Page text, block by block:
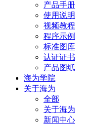
产品手册
使用说明
视频教程
程序示例
标准图库
认证证书
产品图纸
海为学院
关于海为
全部
关于海为
新闻中心